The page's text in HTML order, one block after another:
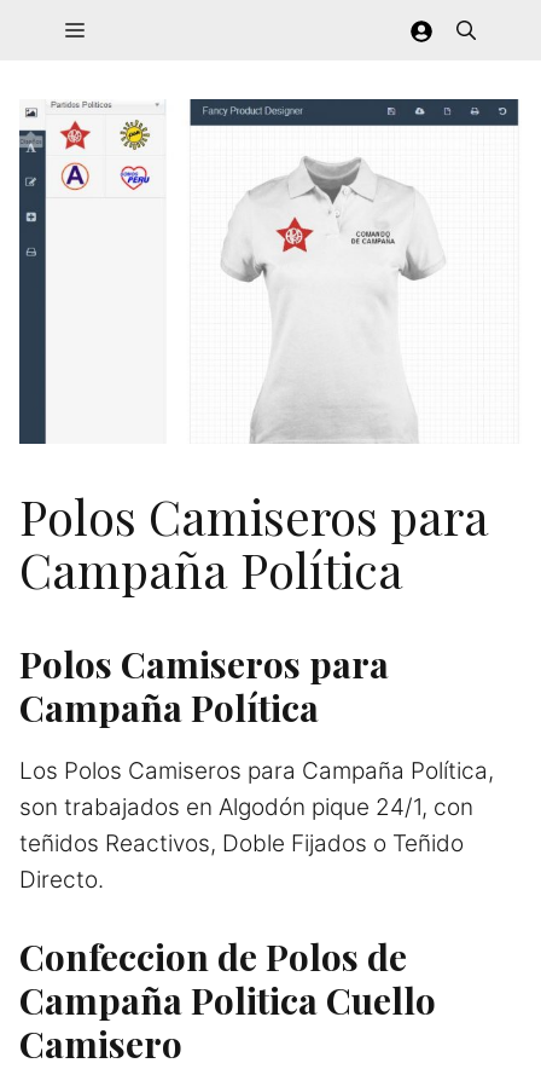
Menú
Polos Camiseros para
Campaña Política
Polos Camiseros para
CampañaPolítica
Los Polos Camiseros para Campaña Política,
son trabajados en Algodón pique 24/1, con
teñidos Reactivos, Doble Fijados o Teñido
Directo.
Confeccion de Polos de
Campaña Politica Cuello
Camisero